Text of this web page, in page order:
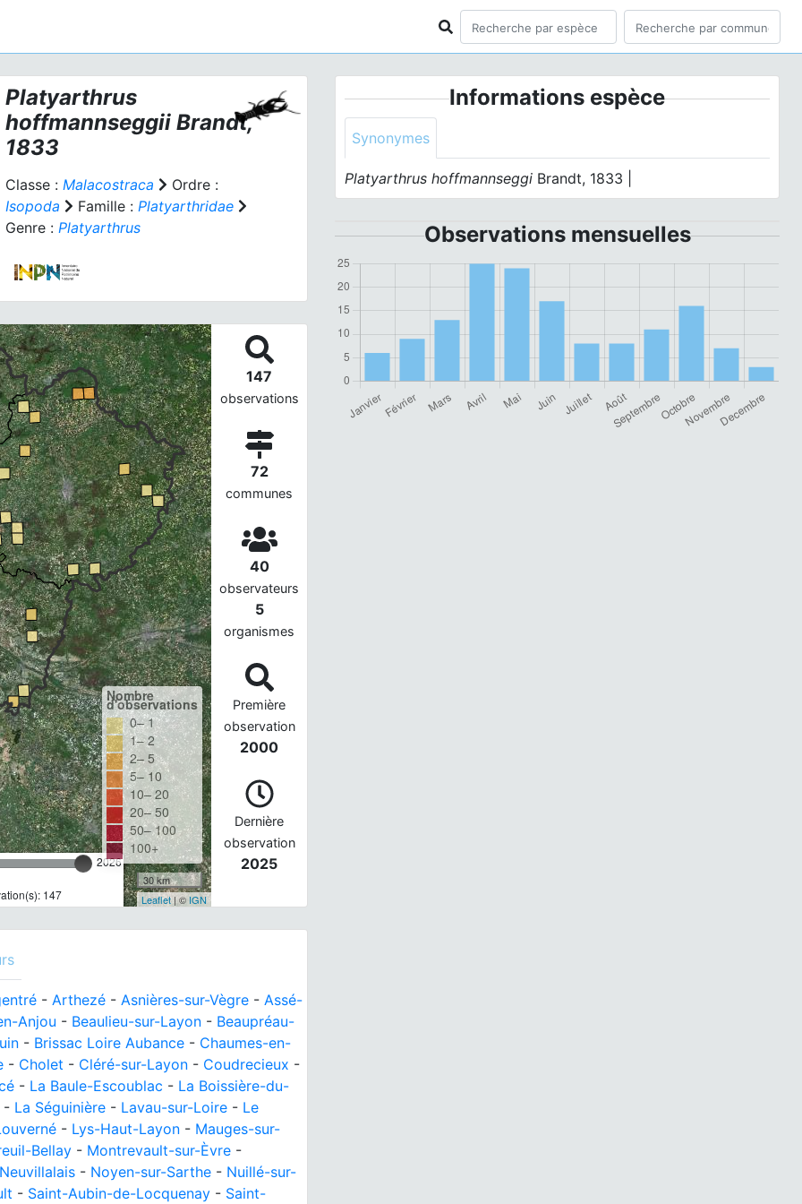
Platyarthrus
hoffmannseggiiBrandt,
1833
Classe : Malacostraca
Ordre :
Isopoda
Famille : Platyarthridae
Genre : Platyarthrus
2026
147
Nombre
d'observations
0– 1
1– 2
2– 5
5– 10
10– 20
20– 50
50– 100
100+
30 km
Leaflet| © IGN
147
observations
72
communes
40
observateurs
5
organismes
Première
observation
2000
Dernière
observation
2025
- Arthezé - Asnières-sur-Vègre - Assé-
Anjou - Beaulieu-sur-Layon - Beaupréau-
- Brissac Loire Aubance - Chaumes-en-
- Cholet - Cléré-sur-Layon - Coudrecieux -
- La Baule-Escoublac - La Boissière-du-
- La Séguinière - Lavau-sur-Loire - Le
- Lys-Haut-Layon - Mauges-sur-
Bellay - Montrevault-sur-Èvre -
Neuvillalais - Noyen-sur-Sarthe - Nuillé-sur-
- Saint-Aubin-de-Locquenay - Saint-
Informations espèce
Synonymes
Platyarthrus hoffmannseggi Brandt, 1833 |
Observations mensuelles